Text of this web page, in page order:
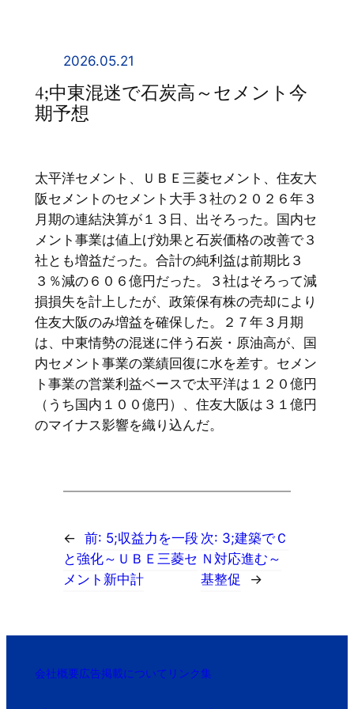
2026.05.21
4;中東混迷で石炭高～セメント今
期予想
太平洋セメント、ＵＢＥ三菱セメント、住友大
阪セメントのセメント大手３社の２０２６年３
月期の連結決算が１３日、出そろった。国内セ
メント事業は値上げ効果と石炭価格の改善で３
社とも増益だった。合計の純利益は前期比３
３％減の６０６億円だった。３社はそろって減
損損失を計上したが、政策保有株の売却により
住友大阪のみ増益を確保した。２７年３月期
は、中東情勢の混迷に伴う石炭・原油高が、国
内セメント事業の業績回復に水を差す。セメン
ト事業の営業利益ベースで太平洋は１２０億円
（うち国内１００億円）、住友大阪は３１億円
のマイナス影響を織り込んだ。
← 前: 5;収益力を一段
と強化～ＵＢＥ三菱セ
メント新中計
次: 3;建築でＣ
Ｎ対応進む～
基整促
→
会社概要広告掲載について リンク集